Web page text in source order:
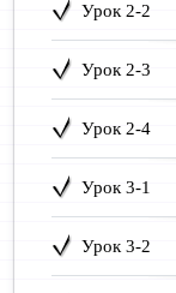
Урок 2-2
Урок 2-3
Урок 2-4
Урок 3-1
Урок 3-2